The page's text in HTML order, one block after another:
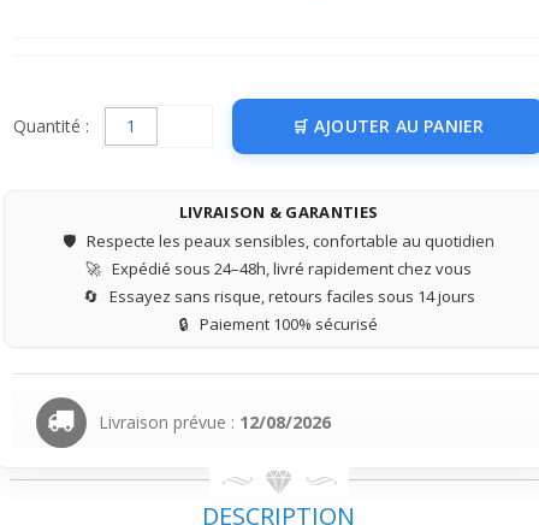
Quantité : AJOUTER AU PANIER
LIVRAISON & GARANTIES
🛡️ Respecte les peaux sensibles, confortable au quotidien
🚀 Expédié sous 24–48h, livré rapidement chez vous
🔄 Essayez sans risque, retours faciles sous 14 jours
🔒 Paiement 100% sécurisé
Livraison prévue : 12/08/2026
DESCRIPTION